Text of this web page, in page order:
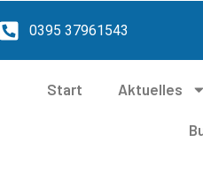
0395 37961543
Start Aktuelles